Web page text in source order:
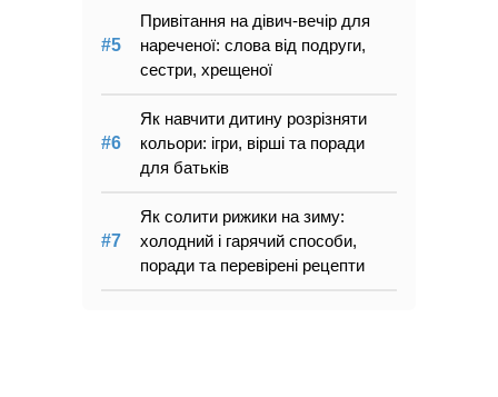
Привітання на дівич-вечір для
нареченої: слова від подруги,
сестри, хрещеної
Як навчити дитину розрізняти
кольори: ігри, вірші та поради
для батьків
Як солити рижики на зиму:
холодний і гарячий способи,
поради та перевірені рецепти